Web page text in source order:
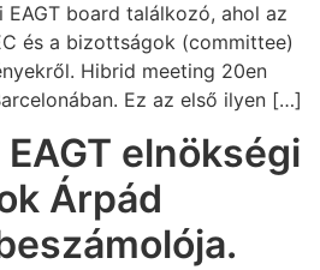
board találkozó, ahol az
és a bizottságok (committee)
Hibrid meeting 20en
Ez az első ilyen […]
elnökségi
Árpád